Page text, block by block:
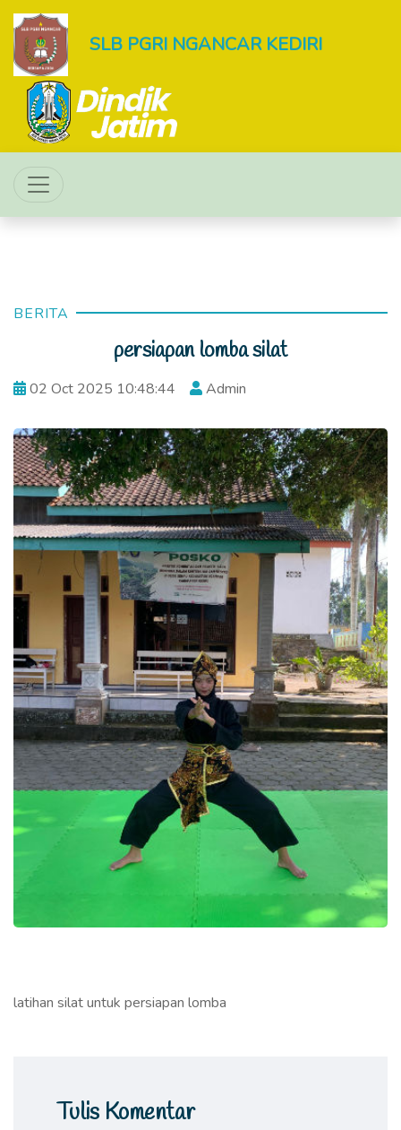
SLB PGRI NGANCAR KEDIRI
BERITA
persiapan lomba silat
02 Oct 2025 10:48:44 Admin
latihan silat untuk persiapan lomba
Tulis Komentar